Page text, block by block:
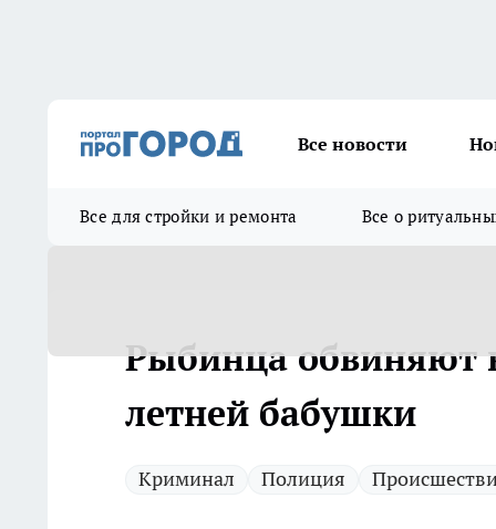
Все новости
Все для стройки и ремонта Все о
Рыбинца обвиняют
летней бабушки
Криминал Полиция